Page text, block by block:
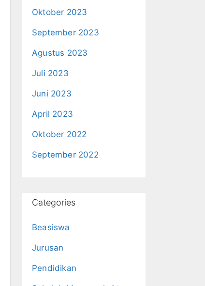
Oktober 2023
September 2023
Agustus 2023
Juli 2023
Juni 2023
April 2023
Oktober 2022
September 2022
Categories
Beasiswa
Jurusan
Pendidikan